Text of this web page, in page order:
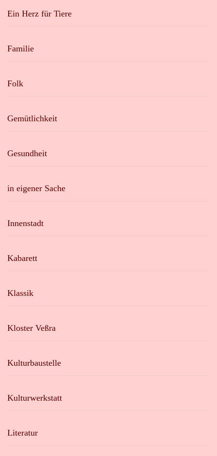
Ein Herz für Tiere
Familie
Folk
Gemütlichkeit
Gesundheit
in eigener Sache
Innenstadt
Kabarett
Klassik
Kloster Veßra
Kulturbaustelle
Kulturwerkstatt
Literatur